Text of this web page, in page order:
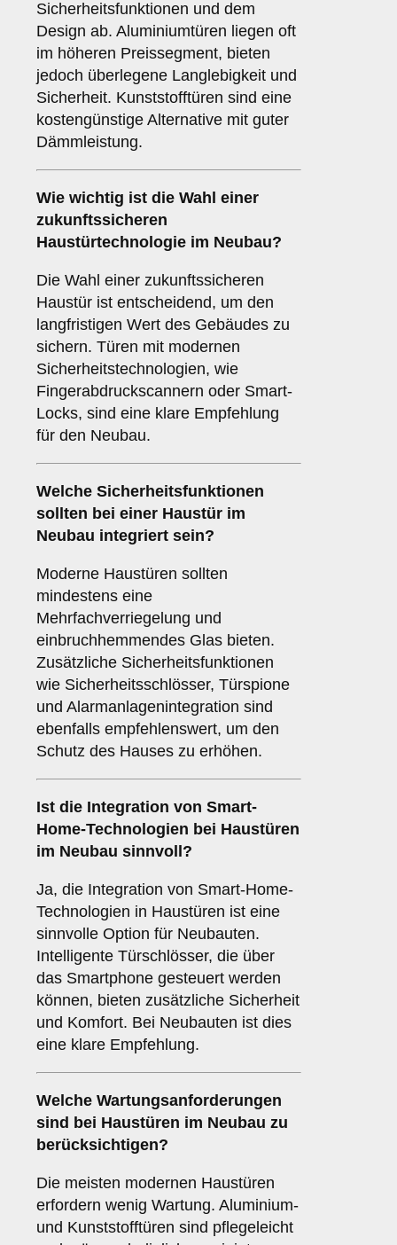
Sicherheitsfunktionen und dem
Design ab. Aluminiumtüren liegen oft
im höheren Preissegment, bieten
jedoch überlegene Langlebigkeit und
Sicherheit. Kunststofftüren sind eine
kostengünstige Alternative mit guter
Dämmleistung.
Wie wichtig ist die Wahl einer
zukunftssicheren
Haustürtechnologie im Neubau?
Die Wahl einer zukunftssicheren
Haustür ist entscheidend, um den
langfristigen Wert des Gebäudes zu
sichern. Türen mit modernen
Sicherheitstechnologien, wie
Fingerabdruckscannern oder Smart-
Locks, sind eine klare Empfehlung
für den Neubau.
Welche Sicherheitsfunktionen
sollten bei einer Haustür im
Neubau integriert sein?
Moderne Haustüren sollten
mindestens eine
Mehrfachverriegelung und
einbruchhemmendes Glas bieten.
Zusätzliche Sicherheitsfunktionen
wie Sicherheitsschlösser, Türspione
und Alarmanlagenintegration sind
ebenfalls empfehlenswert, um den
Schutz des Hauses zu erhöhen.
Ist die Integration von Smart-
Home-Technologien bei Haustüren
im Neubau sinnvoll?
Ja, die Integration von Smart-Home-
Technologien in Haustüren ist eine
sinnvolle Option für Neubauten.
Intelligente Türschlösser, die über
das Smartphone gesteuert werden
können, bieten zusätzliche Sicherheit
und Komfort. Bei Neubauten ist dies
eine klare Empfehlung.
Welche Wartungsanforderungen
sind bei Haustüren im Neubau zu
berücksichtigen?
Die meisten modernen Haustüren
erfordern wenig Wartung. Aluminium-
und Kunststofftüren sind pflegeleicht